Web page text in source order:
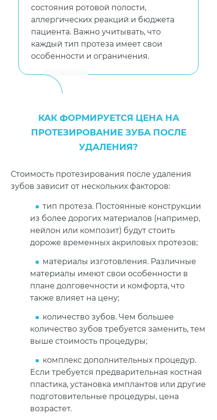
состояния ротовой полости,
аллергических реакций и бюджета
пациента. Важно учитывать, что
каждый тип протеза имеет свои
особенности и ограничения.
КАК ФОРМИРУЕТСЯ ЦЕНА НА
ПРОТЕЗИРОВАНИЕ ЗУБА ПОСЛЕ
УДАЛЕНИЯ?
Стоимость протезирования после удаления
зубов зависит от нескольких факторов:
тип протеза. Постоянные конструкции
из более дорогих материалов (например,
нейлон или композит) будут стоить
дороже временных акриловых протезов;
материалы изготовления. Различные
материалы имеют свои особенности в
плане долговечности и комфорта, что
также влияет на цену;
количество зубов. Чем большее
количество зубов требуется заменить, тем
выше стоимость процедуры;
комплекс дополнительных процедур.
Если требуется предварительная костная
пластика, установка имплантов или другие
подготовительные процедуры, цена
возрастет.